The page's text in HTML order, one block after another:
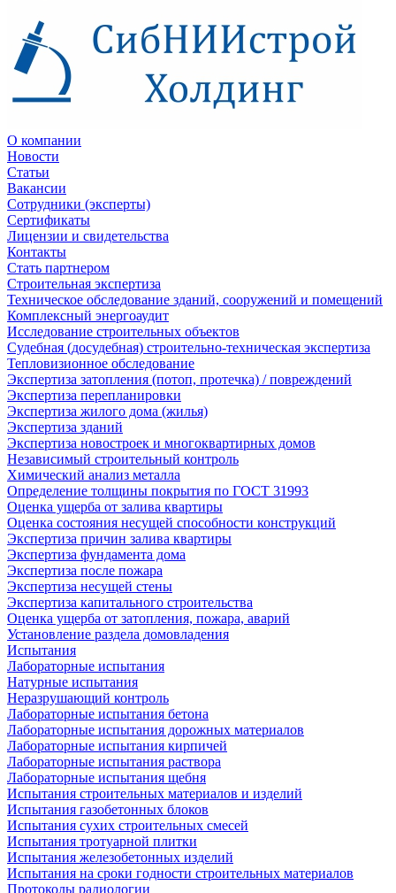
О компании
Новости
Статьи
Вакансии
Сотрудники (эксперты)
Сертификаты
Лицензии и свидетельства
Контакты
Стать партнером
Строительная экспертиза
Техническое обследование зданий, сооружений и помещений
Комплексный энергоаудит
Исследование строительных объектов
Судебная (досудебная) строительно-техническая экспертиза
Тепловизионное обследование
Экспертиза затопления (потоп, протечка) / повреждений
Экспертиза перепланировки
Экспертиза жилого дома (жилья)
Экспертиза зданий
Экспертиза новостроек и многоквартирных домов
Независимый строительный контроль
Химический анализ металла
Определение толщины покрытия по ГОСТ 31993
Оценка ущерба от залива квартиры
Оценка состояния несущей способности конструкций
Экспертиза причин залива квартиры
Экспертиза фундамента дома
Экспертиза после пожара
Экспертиза несущей стены
Экспертиза капитального строительства
Оценка ущерба от затопления, пожара, аварий
Установление раздела домовладения
Испытания
Лабораторные испытания
Натурные испытания
Неразрушающий контроль
Лабораторные испытания бетона
Лабораторные испытания дорожных материалов
Лабораторные испытания кирпичей
Лабораторные испытания раствора
Лабораторные испытания щебня
Испытания строительных материалов и изделий
Испытания газобетонных блоков
Испытания сухих строительных смесей
Испытания тротуарной плитки
Испытания железобетонных изделий
Испытания на сроки годности строительных материалов
Протоколы радиологии